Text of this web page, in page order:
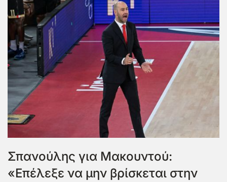
Σπανούλης για Μακουντού:
«Επέλεξε να μην βρίσκεται στην